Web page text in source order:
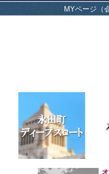
MYページ（